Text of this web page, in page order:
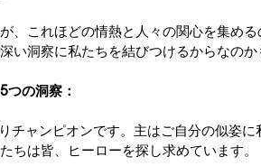
、これほどの情熱と人々の関心を集め
い洞察に私たちを結びつけるからなのか
の洞察：
チャンピオンです。主はご自分の似姿
ちは皆、ヒーローを探し求めています。